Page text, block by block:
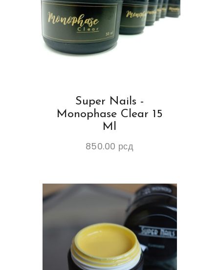
Super Nails -
Monophase Clear 15
Ml
850.00 рсд